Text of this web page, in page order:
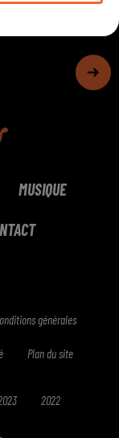
MUSIQUE
générales
Plan du site
2022